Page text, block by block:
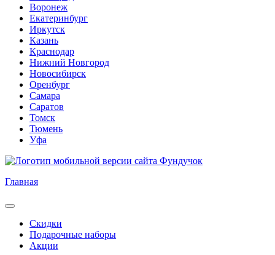
Воронеж
Екатеринбург
Иркутск
Казань
Краснодар
Нижний Новгород
Новосибирск
Оренбург
Самара
Саратов
Томск
Тюмень
Уфа
Главная
Скидки
Подарочные наборы
Акции